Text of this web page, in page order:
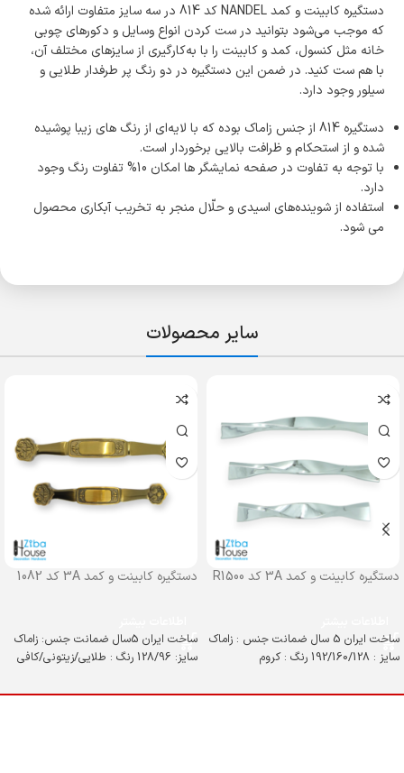
دستگیره کابینت و کمد NANDEL کد 814 در سه سایز متفاوت ارائه شده
که موجب می‌شود بتوانید در ست کردن انواع وسایل و دکورهای چوبی
خانه مثل کنسول، کمد و کابینت را با به‌کارگیری از سایزهای مختلف آن،
با هم ست کنید. در ضمن این دستگیره در دو رنگ پر طرفدار طلایی و
سیلور وجود دارد.
دستگیره 814 از جنس زاماک بوده که با لایه‌ای از رنگ های زیبا پوشیده
شده و از استحکام و ظرافت بالایی برخوردار است.
با توجه به تفاوت در صفحه نمایشگر ها امکان 10% تفاوت رنگ وجود
دارد.
استفاده از شوینده‌های اسیدی و حلّال منجر به تخریب آبکاری محصول
می شود.
سایر محصولات
دستگیره کابینت و کمد 3A کد R1500
ساخت ایران 5 سال ضمانت جنس : زاماک
سایز : 192/160/128 رنگ : کروم
دستگیره کابینت و کمد 3A کد 1082
ساخت ایران 5سال ضمانت جنس: زاماک
سایز: 128/96 رنگ : طلایی/زیتونی/کافی